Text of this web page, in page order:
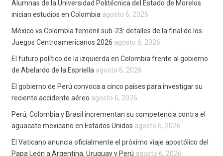
Alumnas de la Universidad Politécnica del Estado de Morelos
inician estudios en Colombia agosto 6, 2026
México vs Colombia femenil sub-23: detalles de la final de los
Juegos Centroamericanos 2026 agosto 6, 2026
El futuro político de la izquierda en Colombia frente al gobierno
de Abelardo de la Espriella agosto 6, 2026
El gobierno de Perú convoca a cinco países para investigar su
reciente accidente aéreo agosto 6, 2026
Perú, Colombia y Brasil incrementan su competencia contra el
aguacate mexicano en Estados Unidos agosto 6, 2026
El Vaticano anuncia oficialmente el próximo viaje apostólico del
Papa León a Argentina, Uruguay y Perú agosto 6, 2026